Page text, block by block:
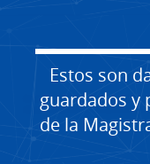
Estos son
guardados y
de la